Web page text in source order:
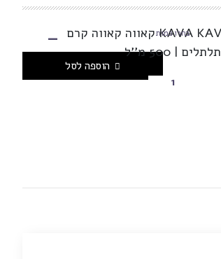
כמות של KAVA KAVA קאווה קאווה קרם
תלתלים | 500 מ''ל
בחרו כמות -
הוספה לסל